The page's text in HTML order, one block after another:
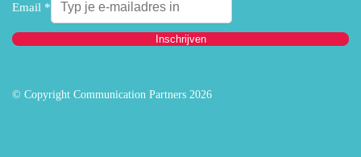
Email *
Inschrijven
© Copyright Communication Partners 2026